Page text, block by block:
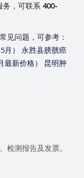
务，可联系 400-
见问题，可参考：
）
永胜县膀胱癌
新价格）
昆明肿
检测报告及发票。